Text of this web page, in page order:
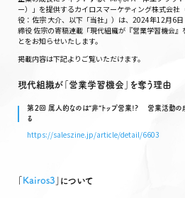
ー）」を提供するカイロスマーケティング株式会社
役：佐宗 大介、以下「当社」）は、2024年12月6
締役 佐宗の寄稿連載「現代組織が『営業学習機会
とをお知らせいたします。
掲載内容は下記よりご覧いただけます。
現代組織が「営業学習機会」を奪う理由
第２回 属人的なのは“非”トップ営業!? 営業活動の成
る
https://saleszine.jp/article/detail/6603
Kairos3 ｣について